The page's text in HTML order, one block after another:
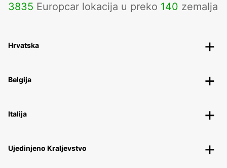
3835 Europcar lokacija u preko 140 zemalja
Hrvatska
Belgija
Italija
Ujedinjeno Kraljevstvo